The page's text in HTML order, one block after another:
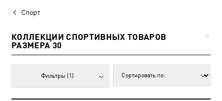
Спорт
КОЛЛЕКЦИИ СПОРТИВНЫХ ТОВАРОВ
РАЗМЕРА 30
19
Фильтры (1)